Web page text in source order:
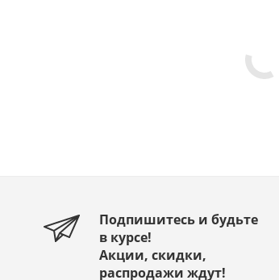
Подпишитесь и будьте
в курсе!
Акции, скидки,
распродажи ждут!